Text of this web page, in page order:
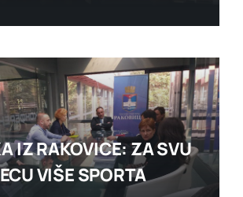
IZ RAKOVICE: ZA SVU
VIŠE SPORTA